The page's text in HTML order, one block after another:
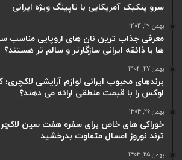
سرو پنکیک آمریکایی با تاپینگ ویژه ایرانی
بهمن 29, 1404
معرفی جذاب ترین نان های اروپایی مناسب
ها با ذائقه ایرانی سازگارتر و سالم تر هستند؟
بهمن 27, 1404
برندهای محبوب ایرانی لوازم آرایشی
لوکس را با قیمت منطقی ارائه می دهند؟
بهمن 26, 1404
خوراکی های خاص برای سفره هفت سین
ترند نوروز امسال متفاوت بدرخشید
بهمن 25, 1404